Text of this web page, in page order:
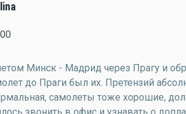
Минск - Мадрид через Прагу и
до Праги был их. Претензий
самолеты тоже хорошие,